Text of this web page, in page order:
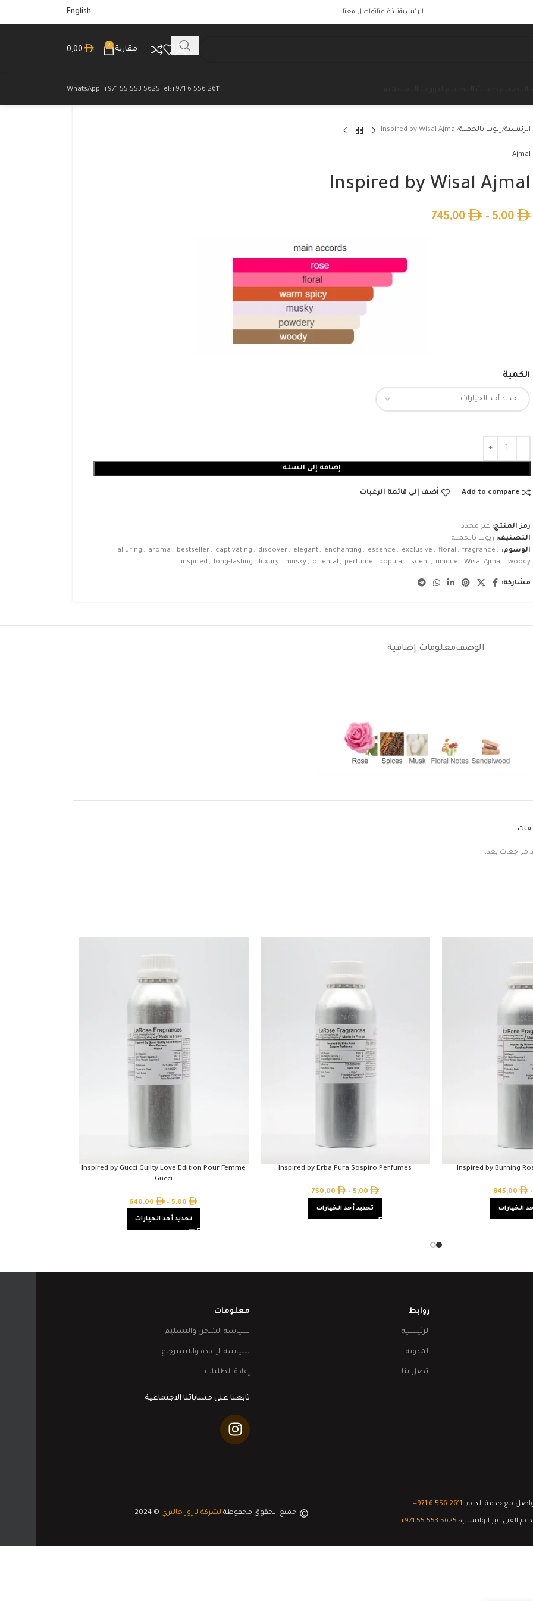
الرئيسيةنبذة عناتواصل معنا English
مقارنة
0
0,00
Tel:+971 6 556 2611
WhatsApp: +971 55 553 5625
الرئيسية زيوت بالجملة Inspired by Wisal Ajmal
Ajmal
Inspired by Wisal Ajmal
5,00
–
745,00
الكمية
إضافة إلى السلة
Add to compare أضف إلى قائمة الرغبات
رمز المنتج: غير محدد
التصنيف: زيوت بالجملة
الوسوم:
alluring , aroma , bestseller , captivating , discover , elegant , enchanting , essence , exclusive , floral , fragrance ,
inspired , long-lasting , luxury , musky , oriental , perfume , popular , scent , unique , Wisal Ajmal , woody
مشاركة:
الوصفمعلومات إضافية
مراجعات بعد.
Inspired by Burning
–
845,00
الخيارات
Inspired by Erba Pura Sospiro Perfumes
5,00
–
750,00
تحديد أحد الخيارات
Inspired by Gucci Guilty Love Edition Pour Femme
Gucci
5,00
–
640,00
تحديد أحد الخيارات
روابط
الرئيسية
المدونة
اتصل بنا
معلومات
سياسة الشحن والتسليم
سياسة الإعادة والاسترجاع
إعادة الطلبات
تابعنا على حساباتنا الاجتماعية
مع خدمة الدعم: ‎+971 6 556 2611
الفني عبر الواتساب: ‎+971 55 553 5625
جميع الحقوق محفوظة لشركة لاروز جاليري © 2024